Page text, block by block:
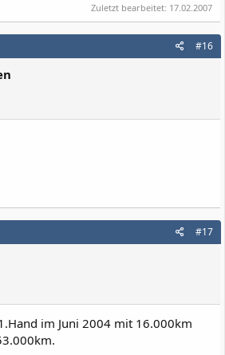
Zuletzt bearbeitet: 17.02.2007
#16
#17
im Juni 2004 mit 16.000km